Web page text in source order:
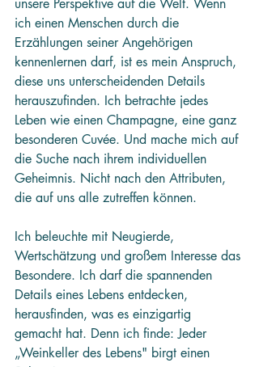
unsere Perspektive auf die Welt. Wenn
ich einen Menschen durch die
Erzählungen seiner Angehörigen
kennenlernen darf, ist es mein Anspruch,
diese uns unterscheidenden Details
herauszufinden. Ich betrachte jedes
Leben wie einen Champagne, eine ganz
besonderen Cuvée. Und mache mich auf
die Suche nach ihrem individuellen
Geheimnis. Nicht nach den Attributen,
die auf uns alle zutreffen können.
Ich beleuchte mit Neugierde,
Wertschätzung und großem Interesse das
Besondere. Ich darf die spannenden
Details eines Lebens entdecken,
herausfinden, was es einzigartig
gemacht hat. Denn ich finde: Jeder
„Weinkeller des Lebens" birgt einen